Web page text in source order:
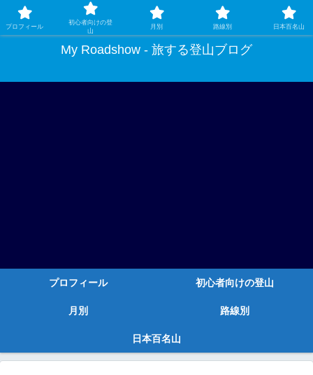
ガチ登山ではなく、グルメや温泉、観光もする旅する登山
My Roadshow - 旅する登山ブログ
プロフィール 初心者向けの登山
月別 路線別
日本百名山
プロフィール
初心者向けの登
山
月別 路線別 日本百名山